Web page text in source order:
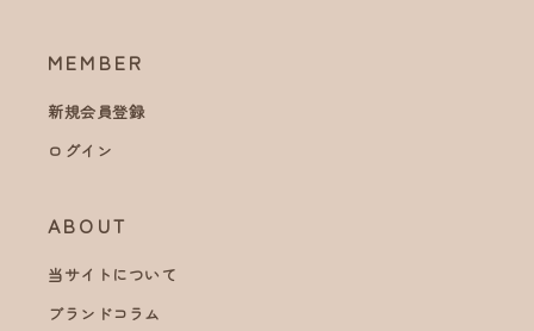
MEMBER
新規会員登録
ログイン
ABOUT
当サイトについて
ブランドコラム